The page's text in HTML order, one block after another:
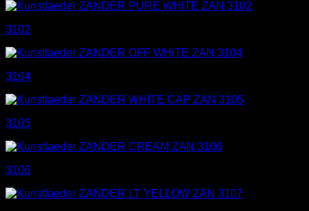
3102
3104
3105
3106